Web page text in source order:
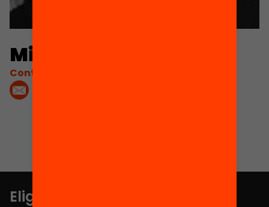
Miquel Gené
Contacta'm:
Elige equidad